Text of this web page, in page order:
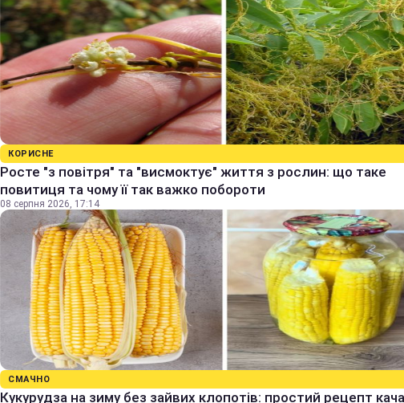
КОРИСНЕ
Росте "з повітря" та "висмоктує" життя з рослин: що таке
повитиця та чому її так важко побороти
08 серпня 2026, 17:14
СМАЧНО
Кукурудза на зиму без зайвих клопотів: простий рецепт